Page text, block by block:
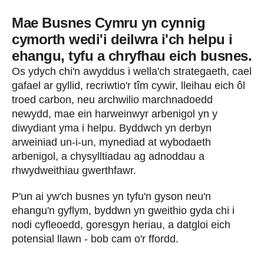
Mae Busnes Cymru yn cynnig
cymorth wedi'i deilwra i'ch helpu i
ehangu, tyfu a chryfhau eich busnes.
Os ydych chi'n awyddus i wella'ch strategaeth, cael
gafael ar gyllid, recriwtio'r tîm cywir, lleihau eich ôl
troed carbon, neu archwilio marchnadoedd
newydd, mae ein harweinwyr arbenigol yn y
diwydiant yma i helpu. Byddwch yn derbyn
arweiniad un-i-un, mynediad at wybodaeth
arbenigol, a chysylltiadau ag adnoddau a
rhwydweithiau gwerthfawr.
P'un ai yw'ch busnes yn tyfu'n gyson neu'n
ehangu'n gyflym, byddwn yn gweithio gyda chi i
nodi cyfleoedd, goresgyn heriau, a datgloi eich
potensial llawn - bob cam o'r ffordd.